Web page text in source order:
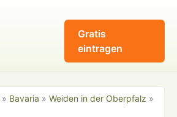
Gratis
eintragen
» Bavaria » Weiden in der Oberpfalz »